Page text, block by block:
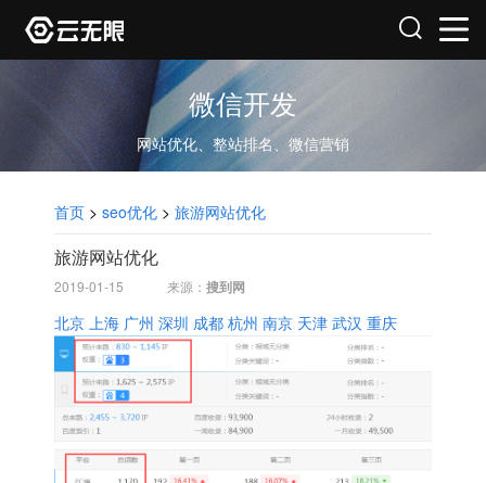
微信开发
网站优化、整站排名、微信营销
首页 > seo优化 > 旅游网站优化
旅游网站优化
2019-01-15 来源： 搜到网
北京 上海 广州 深圳 成都 杭州 南京 天津 武汉 重庆